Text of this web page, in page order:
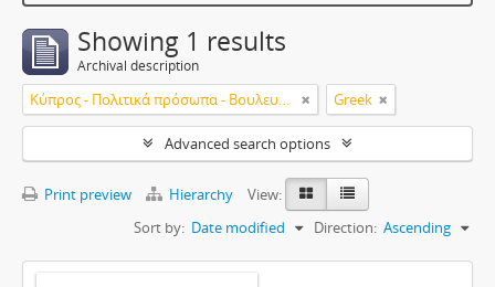
Showing 1 results
Archival description
Κύπρος - Πολιτικά πρόσωπα - Βουλευτές Greek
Advanced search options
Print preview Hierarchy
View:
Sort by: Date modified Direction: Ascending